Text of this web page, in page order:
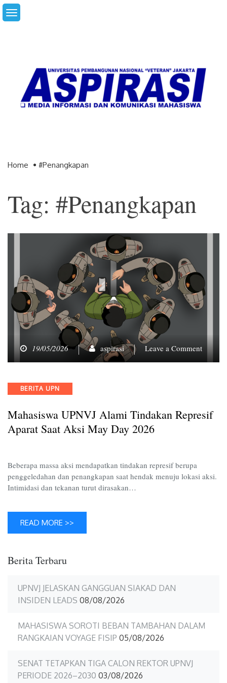
Skip
to
Home #penangkapan
Tag: #penangkapan
19/05/2026 aspirasi Leave a Commenton
Aparat
Categories
BERITA UPN
Mahasiswa UPNVJ Alami Tindakan Represif
Aparat Saat Aksi May Day 2026
Beberapa massa aksi mendapatkan tindakan represif berupa
penggeledahan dan penangkapan saat hendak menuju lokasi aksi.
Intimidasi dan tekanan turut dirasakan…
READ MORE >>
Berita Terbaru
UPNVJ JELASKAN GANGGUAN SIAKAD DAN
INSIDEN LEADS 08/08/2026
MAHASISWA SOROTI BEBAN TAMBAHAN DALAM
RANGKAIAN VOYAGE FISIP 05/08/2026
SENAT TETAPKAN TIGA CALON REKTOR UPNVJ
PERIODE 2026–2030 03/08/2026